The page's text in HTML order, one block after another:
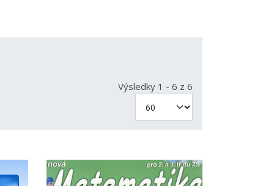
Výsledky 1 - 6 z 6